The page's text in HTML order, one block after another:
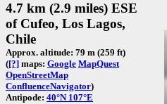
4.7 km (2.9 miles) ESE
of Cufeo, Los Lagos,
Chile
Approx. altitude: 79 m (259 ft)
([?] maps: Google MapQuest
OpenStreetMap
ConfluenceNavigator)
Antipode: 40°N 107°E